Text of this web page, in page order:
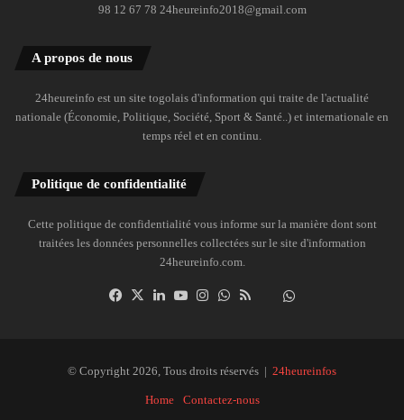
98 12 67 78 24heureinfo2018@gmail.com
A propos de nous
24heureinfo est un site togolais d'information qui traite de l'actualité
nationale (Économie, Politique, Société, Sport & Santé..) et internationale en
temps réel et en continu.
Politique de confidentialité
Cette politique de confidentialité vous informe sur la manière dont sont
traitées les données personnelles collectées sur le site d'information
24heureinfo.com.
Facebook
X LinkedinYouTubeInstagramWhatsAppDailymotion
© Copyright 2026, Tous droits réservés | 24heureinfos
Home Contactez-nous